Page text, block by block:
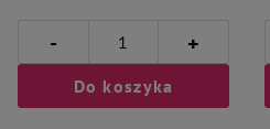
- +
Do koszyka